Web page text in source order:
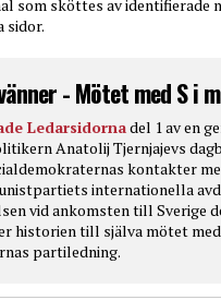
som sköttes av identifierade
sidor.
- Mötet med S i
Ledarsidornadel 1 av en
Anatolij Tjernjajevs
kontakter
internationella
vid ankomsten till Sverige
historien till själva mötet med
partiledning.